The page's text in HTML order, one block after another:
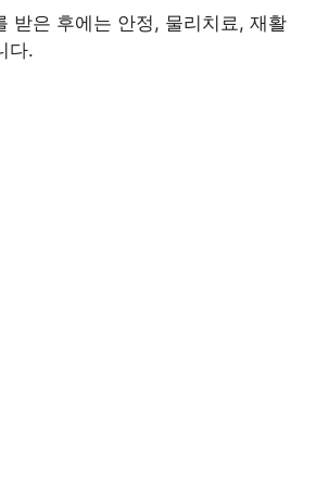
받은 후에는 안정, 물리치료, 재활
다.